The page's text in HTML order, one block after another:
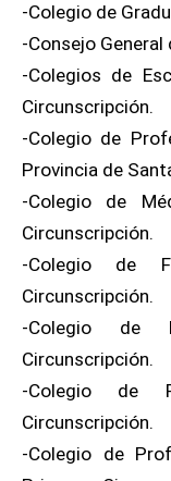
-Colegio de
-Consejo General
-Colegios de
Circunscripción.
-Colegio de
Provincia de
-Colegio de
Circunscripción.
-Colegio de
Circunscripción.
-Colegio de
Circunscripción.
-Colegio de
Circunscripción.
-Colegio de